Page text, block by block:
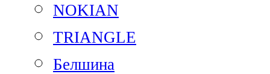
NOKIAN
TRIANGLE
Белшина